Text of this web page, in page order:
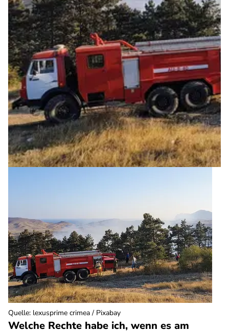
Welche Rechte habe ich, wenn es am
Quelle: lexusprime crimea / Pixabay